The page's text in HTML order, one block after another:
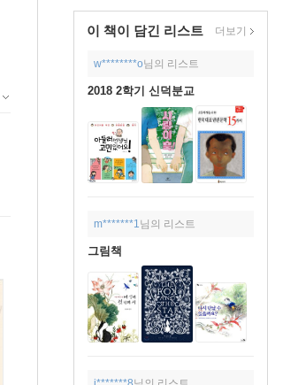
이 책이 담긴 리스트 더보기
w********o님의 리스트
2018 2학기 신덕분교
m*******1님의 리스트
그림책